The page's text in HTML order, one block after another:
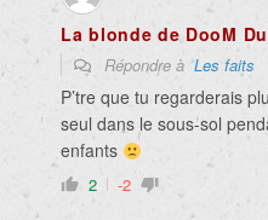
La blonde de DooM
Répondre àLes faits
P’tre que tu regarderais
seul dans le sous-sol
enfants
2 -2